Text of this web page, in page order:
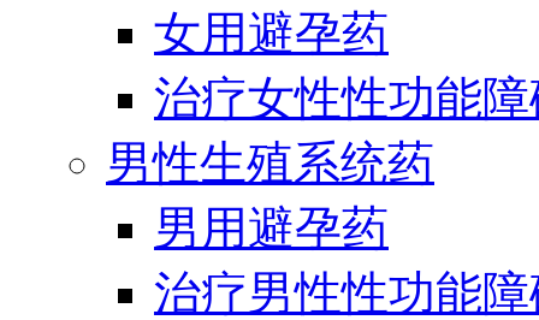
女用避孕药
治疗女性性功能
男性生殖系统药
男用避孕药
治疗男性性功能